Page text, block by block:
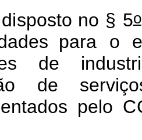
disposto no § 5o
es para o
de industr
de serviç
entados pelo C